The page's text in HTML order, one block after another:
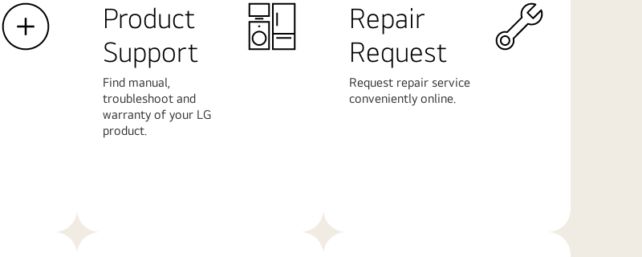
Product
Support
Find manual,
troubleshoot and
warranty of your LG
product.
Repair
Request
Request repair service
conveniently online.